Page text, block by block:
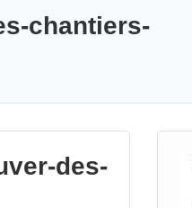
chantiers-
des-